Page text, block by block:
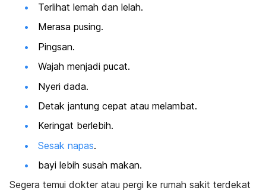
Terlihat lemah dan lelah.
Merasa pusing.
Pingsan.
Wajah menjadi pucat.
Nyeri dada.
Detak jantung cepat atau melambat.
Keringat berlebih.
Sesak napas.
bayi lebih susah makan.
Segera temui dokter atau pergi ke rumah sakit terdekat